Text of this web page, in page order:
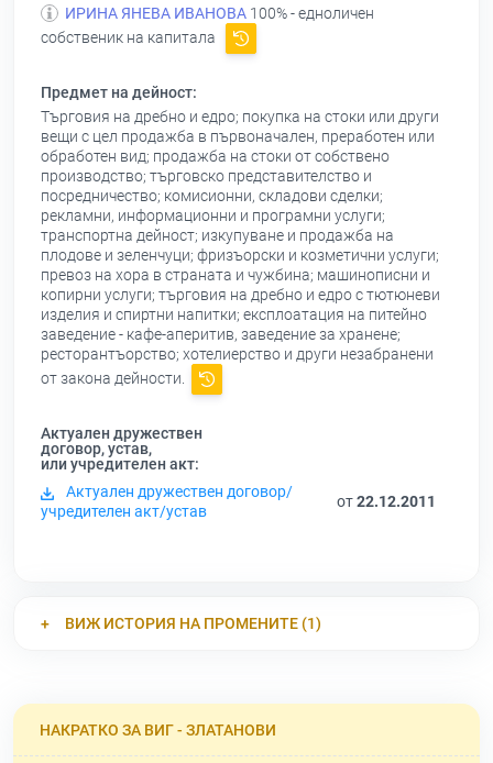
ИРИНА ЯНЕВА ИВАНОВА 100% - едноличен
собственик на капитала
Предмет на дейност:
Търговия на дребно и едро; покупка на стоки или други
вещи с цел продажба в първоначален, преработен или
обработен вид; продажба на стоки от собствено
производство; търговско представителство и
посредничество; комисионни, складови сделки;
рекламни, информационни и програмни услуги;
транспортна дейност; изкупуване и продажба на
плодове и зеленчуци; фризъорски и козметични услуги;
превоз на хора в страната и чужбина; машинописни и
копирни услуги; търговия на дребно и едро с тютюневи
изделия и спиртни напитки; експлоатация на питейно
заведение - кафе-аперитив, заведение за хранене;
ресторантъорство; хотелиерство и други незабранени
от закона дейности.
Актуален дружествен
договор, устав,
или учредителен акт:
Актуален дружествен договор/
учредителен акт/устав
от22.12.2011
ВИЖ ИСТОРИЯ НА ПРОМЕНИТЕ (1)
НАКРАТКО ЗА ВИГ - ЗЛАТАНОВИ